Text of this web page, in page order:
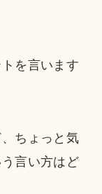
を言います
ちょっと気
言い方はど